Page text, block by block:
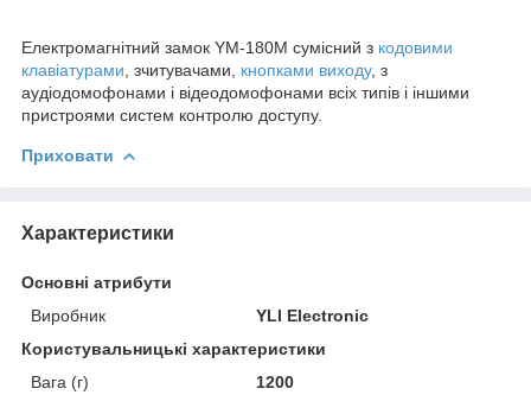
Електромагнітний замок YM-180M сумісний з кодовими
клавіатурами , зчитувачами, кнопками виходу, з
аудіодомофонами і відеодомофонами всіх типів і іншими
пристроями систем контролю доступу.
Приховати
Характеристики
Основні атрибути
Виробник
YLI Electronic
Користувальницькі характеристики
Вага (г)
1200